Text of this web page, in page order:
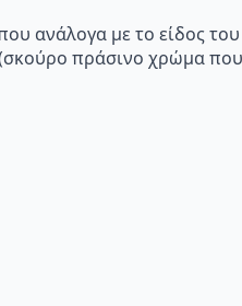
ανάλογα με το είδος
πράσινο χρώμα